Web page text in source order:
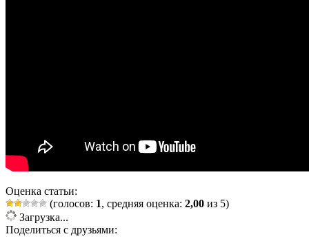
Оценка статьи:
(голосов: 1, средняя оценка: 2,00 из 5)
Загрузка...
Поделиться с друзьями: